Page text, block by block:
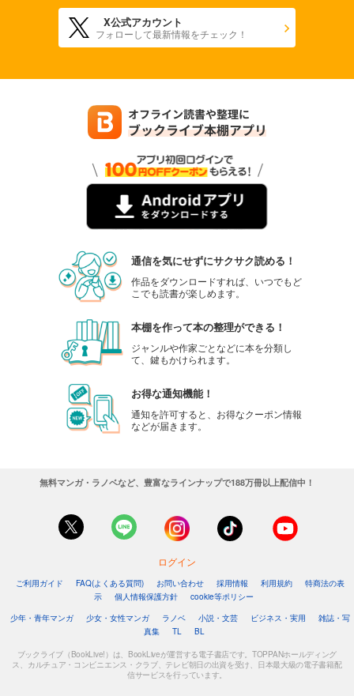
X公式アカウント
フォローして最新情報をチェック！
通信を気にせずにサクサク読める！
作品をダウンロードすれば、いつでもど
こでも読書が楽しめます。
本棚を作って本の整理ができる！
ジャンルや作家ごとなどに本を分類し
て、鍵もかけられます。
お得な通知機能！
通知を許可すると、お得なクーポン情報
などが届きます。
無料マンガ・ラノベなど、豊富なラインナップで188万冊以上配信中！
ログイン
ご利用ガイド FAQ(よくある質問) お問い合わせ 採用情報 利用規約
特商法の表
示
個人情報保護方針
cookie等ポリシー
少年・青年マンガ
少女・女性マンガ ラノベ 小説・文芸 ビジネス・実用
雑誌・写
真集
TL BL
ブックライブ（BookLive!）は、BookLiveが運営する電子書店です。TOPPANホールディング
ス、カルチュア・コンビニエンス・クラブ、テレビ朝日の出資を受け、日本最大級の電子書籍配
信サービスを行っています。